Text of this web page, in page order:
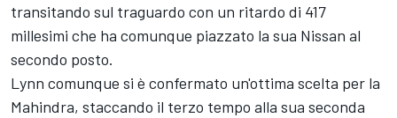
transitando sul traguardo con un ritardo di 417
millesimi che ha comunque piazzato la sua Nissan al
secondo posto.
Lynn comunque si è confermato un'ottima scelta per la
Mahindra, staccando il terzo tempo alla sua seconda